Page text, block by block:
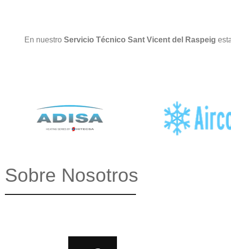
En nuestro Servicio Técnico Sant Vicent del Raspeig
Sobre Nosotros